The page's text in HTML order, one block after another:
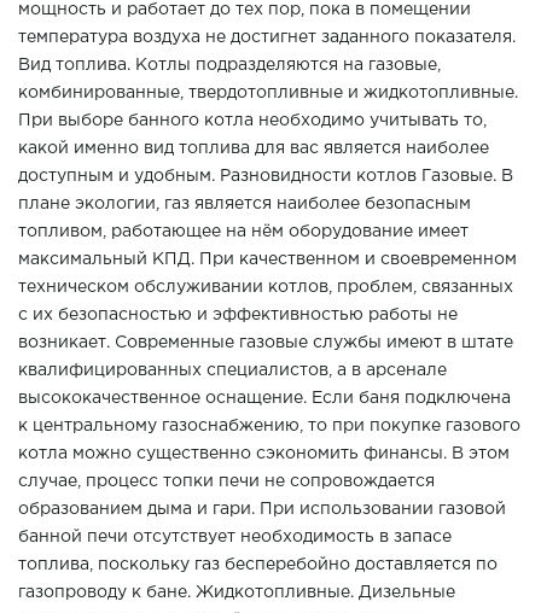
мощность и работает до тех пор, пока в помещении
температура воздуха не достигнет заданного показателя.
Вид топлива. Котлы подразделяются на газовые,
комбинированные, твердотопливные и жидкотопливные.
При выборе банного котла необходимо учитывать то,
какой именно вид топлива для вас является наиболее
доступным и удобным. Разновидности котлов Газовые. В
плане экологии, газ является наиболее безопасным
топливом, работающее на нём оборудование имеет
максимальный КПД. При качественном и своевременном
техническом обслуживании котлов, проблем, связанных
с их безопасностью и эффективностью работы не
возникает. Современные газовые службы имеют в штате
квалифицированных специалистов, а в арсенале
высококачественное оснащение. Если баня подключена
к центральному газоснабжению, то при покупке газового
котла можно существенно сэкономить финансы. В этом
случае, процесс топки печи не сопровождается
образованием дыма и гари. При использовании газовой
банной печи отсутствует необходимость в запасе
топлива, поскольку газ бесперебойно доставляется по
газопроводу к бане. Жидкотопливные. Дизельные